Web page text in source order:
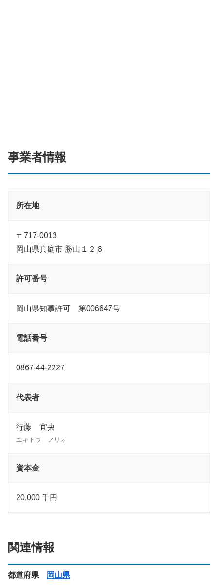
事業者情報
所在地
〒717-0013
岡山県真庭市 勝山１２６
許可番号
岡山県知事許可 第006647号
電話番号
0867-44-2227
代表者
行藤 宜央
ユキトウ ノリオ
資本金
20,000 千円
関連情報
都道府県 岡山県